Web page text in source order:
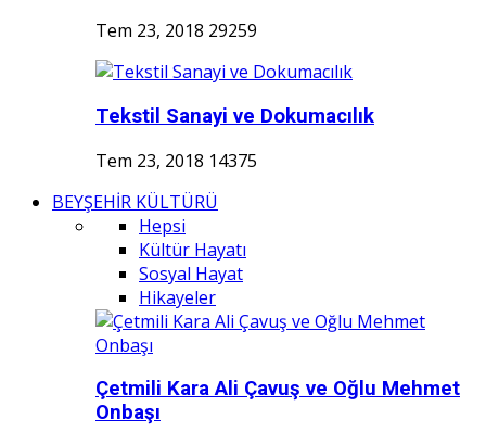
Tem 23, 2018 29259
Tekstil Sanayi ve Dokumacılık
Tem 23, 2018 14375
BEYŞEHİR KÜLTÜRÜ
Hepsi
Kültür Hayatı
Sosyal Hayat
Hikayeler
Çetmili Kara Ali Çavuş ve Oğlu Mehmet
Onbaşı